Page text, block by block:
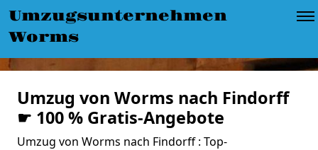
Umzugsunternehmen
Worms
Umzug von Worms nach Findorff
☛ 100 % Gratis-Angebote
Umzug von Worms nach Findorff : Top-